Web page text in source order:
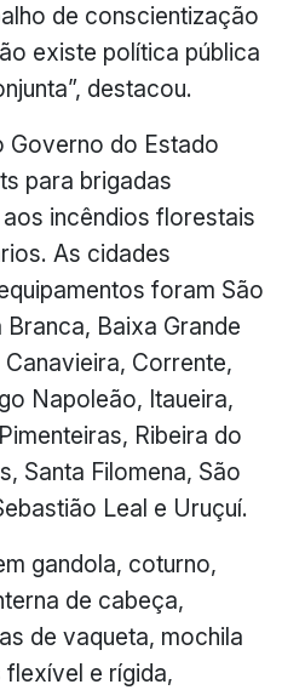
de conscientização
existe política pública
destacou.
Governo do Estado
para brigadas
incêndios florestais
As cidades
foram São
Baixa Grande
Corrente,
Napoleão, Itaueira,
Ribeira do
Santa Filomena, São
Leal e Uruçuí.
gandola, coturno,
de cabeça,
de vaqueta, mochila
e rígida,